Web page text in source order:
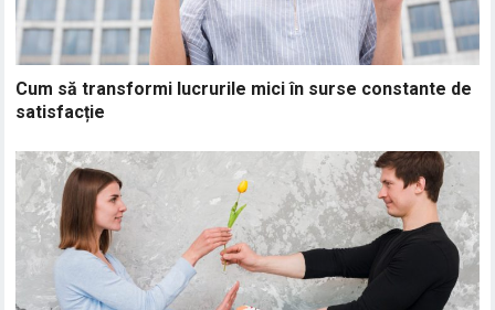
Cum să transformi lucrurile mici în surse constante de
satisfacție